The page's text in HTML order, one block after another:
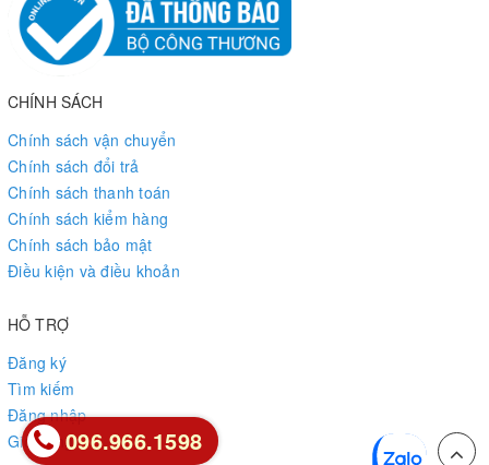
CHÍNH SÁCH
Chính sách vận chuyển
Chính sách đổi trả
Chính sách thanh toán
Chính sách kiểm hàng
Chính sách bảo mật
Điều kiện và điều khoản
HỖ TRỢ
Đăng ký
Tìm kiếm
Đăng nhập
Giỏ hàng096.966.1598
096.966.1598